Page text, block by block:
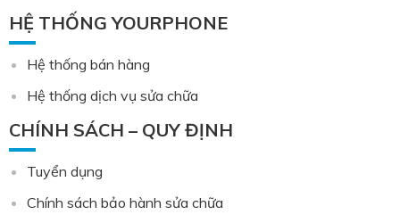
HỆ THỐNG YOURPHONE
Hệ thống bán hàng
Hệ thống dịch vụ sửa chữa
CHÍNH SÁCH – QUY ĐỊNH
Tuyển dụng
Chính sách bảo hành sửa chữa